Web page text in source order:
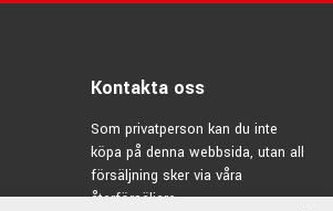
Kontakta oss
Som privatperson kan du inte
köpa på denna webbsida, utan all
försäljning sker via våra
återförsäljare.